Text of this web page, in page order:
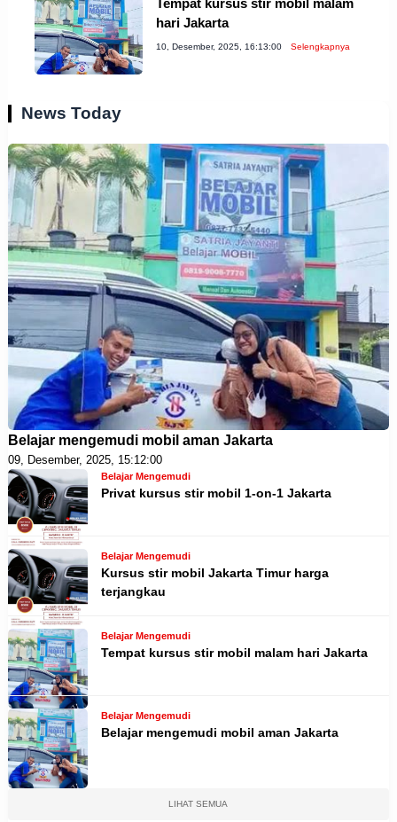
hari Jakarta
10, Desember, 2025, 16:13:00 Selengkapnya
News Today
Belajar mengemudi mobil aman Jakarta
09, Desember, 2025, 15:12:00
Belajar Mengemudi
Privat kursus stir mobil 1-on-1 Jakarta
Belajar Mengemudi
Kursus stir mobil Jakarta Timur harga
terjangkau
Belajar Mengemudi
Tempat kursus stir mobil malam hari Jakarta
Belajar Mengemudi
Belajar mengemudi mobil aman Jakarta
LIHAT SEMUA